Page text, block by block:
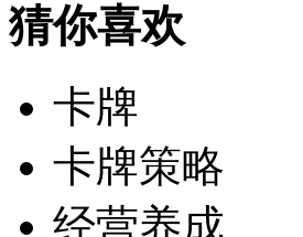
猜你喜欢
卡牌
卡牌策略
经营养成